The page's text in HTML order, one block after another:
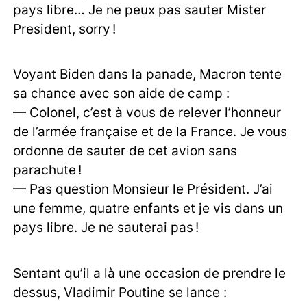
pays libre… Je ne peux pas sauter Mister
President, sorry !
Voyant Biden dans la panade, Macron tente
sa chance avec son aide de camp :
— Colonel, c’est à vous de relever l’honneur
de l’armée française et de la France. Je vous
ordonne de sauter de cet avion sans
parachute !
— Pas question Monsieur le Président. J’ai
une femme, quatre enfants et je vis dans un
pays libre. Je ne sauterai pas !
Sentant qu’il a là une occasion de prendre le
dessus, Vladimir Poutine se lance :